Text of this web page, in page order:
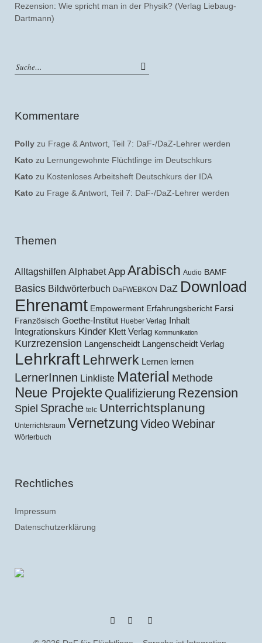
Rezension: Wie spricht man in der Physik? (Verlag Liebaug-
Dartmann)
Kommentare
Polly zu Frage & Antwort, Teil 7: DaF-/DaZ-Lehrer werden
Kato zu Lernungewohnte Flüchtlinge im Deutschkurs
Kato zu Kostenloses Arbeitsheft Deutschkurs der IDA
Kato zu Frage & Antwort, Teil 7: DaF-/DaZ-Lehrer werden
Themen
Alltagshilfen Alphabet App Arabisch Audio BAMF
Basics Bildwörterbuch DaFWEBKON DaZ Download
Ehrenamt Empowerment Erfahrungsbericht Farsi
Französisch Goethe-Institut Hueber Verlag Inhalt
Integrationskurs Kinder Klett Verlag Kommunikation
Kurzrezension Langenscheidt Langenscheidt Verlag
Lehrkraft Lehrwerk Lernen lernen
LernerInnen Linkliste Material Methode
Neue Projekte Qualifizierung Rezension
Spiel Sprache telc Unterrichtsplanung
Unterrichtsraum Vernetzung VideoWebinar
Wörterbuch
Rechtliches
Impressum
Datenschutzerklärung
YouTube
Feed